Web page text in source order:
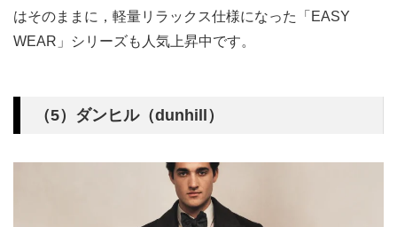
はそのままに，軽量リラックス仕様になった「EASY
WEAR」シリーズも人気上昇中です。
（5）ダンヒル（dunhill）